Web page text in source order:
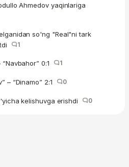
Ahmedov yaqinlariga
so'ng "Real"ni tark
1
0:1 1
– “Dinamo” 2:1 0
kelishuvga erishdi 0